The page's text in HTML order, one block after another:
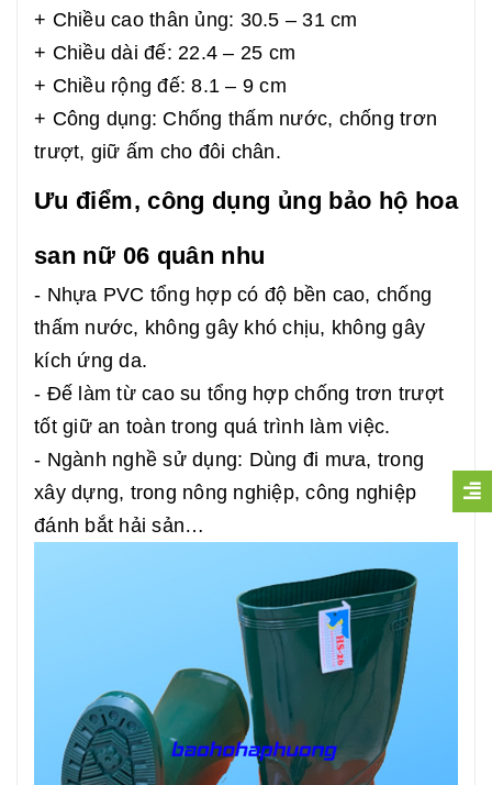
+ Chiều cao thân ủng: 30.5 – 31 cm
+ Chiều dài đế: 22.4 – 25 cm
+ Chiều rộng đế: 8.1 – 9 cm
+ Công dụng: Chống thấm nước, chống trơn
trượt, giữ ấm cho đôi chân.
Ưu điểm, công dụng ủng bảo hộ hoa
san nữ 06 quân nhu
- Nhựa PVC tổng hợp có độ bền cao, chống
thấm nước, không gây khó chịu, không gây
kích ứng da.
- Đế làm từ cao su tổng hợp chống trơn trượt
tốt giữ an toàn trong quá trình làm việc.
- Ngành nghề sử dụng: Dùng đi mưa, trong
xây dựng, trong nông nghiệp, công nghiệp
đánh bắt hải sản…